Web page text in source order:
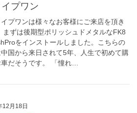
イプワン
プワンは様々なお客様にご来店を頂き
まずは後期型ポリッシュドメタルなFK8
をインストールしました。こちらの
国から来日されて5年、人生で初めて購
車だそうです。 「憧れ…
12月18日